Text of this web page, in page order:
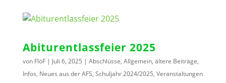
Abiturentlassfeier 2025
von FlöF| Juli 6, 2025 | Abschlüsse, Allgemein, ältere Beiträge,
Infos, Neues aus der AFS, Schuljahr 2024/2025, Veranstaltungen